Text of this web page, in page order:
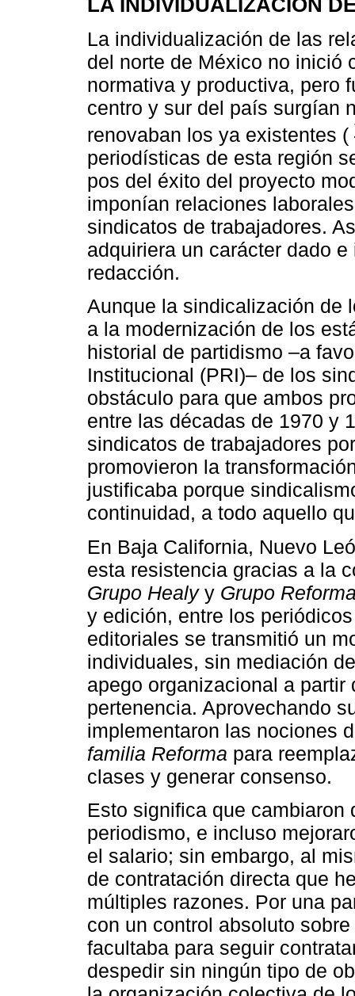
LA INDIVIDUALIZACIÓN
La individualización de las
del norte de México no inició
normativa y productiva, pero
centro y sur del país surgían
renovaban los ya existentes (
periodísticas de esta región
pos del éxito del proyecto
imponían relaciones
sindicatos de trabajadores.
adquiriera un carácter dado
redacción.
Aunque la sindicalización de
a la modernización de los
historial de partidismo –a
Institucional (PRI)– de los
obstáculo para que ambos
entre las décadas de 1970 y
sindicatos de trabajadores
promovieron la
justificaba porque
continuidad, a todo aquello
En Baja California, Nuevo
esta resistencia gracias a la
Grupo Healyy Grupo
y edición, entre los
editoriales se transmitió un
individuales, sin mediación
apego organizacional a
pertenencia. Aprovechando
implementaron las nociones
familia Reforma para
clases y generar consenso.
Esto significa que cambiaron
periodismo, e incluso
el salario; sin embargo, al
de contratación directa que
múltiples razones. Por una
con un control absoluto
facultaba para seguir
despedir sin ningún tipo de